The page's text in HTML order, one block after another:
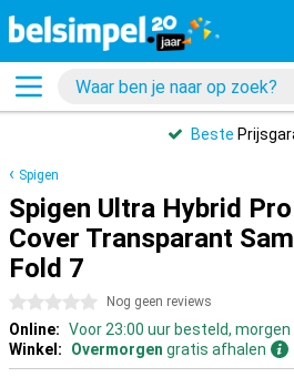
Beste
Spigen
Spigen Ultra Hybrid
Cover Transparant
Fold 7
0 sterren Nog geen reviews
Online: Voor 23:00 uur besteld, morgen
Winkel:
Overmorgen gratis afhalen